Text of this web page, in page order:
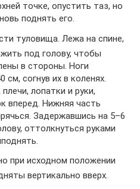
точке, опустить таз, но
поднять его.
туловища. Лежа на спине,
под голову, чтобы
в стороны. Ноги
см, согнув их в коленях.
лопатки и руки,
вперед. Нижняя часть
Задержавшись на 5–6
оттолкнуться руками
при исходном положении
вертикально вверх.